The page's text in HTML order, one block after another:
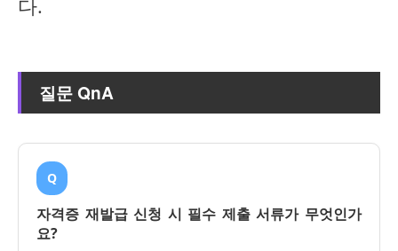
다.
질문 QnA
Q
자격증 재발급 신청 시 필수 제출 서류가 무엇인가
요?